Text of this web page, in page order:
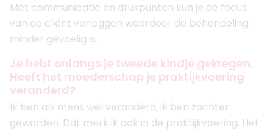
Met communicatie en drukpunten kun je de focus
van de cliënt verleggen waardoor de behandeling
minder gevoelig is.
Je hebt onlangs je tweede kindje gekregen.
Heeft het moederschap je praktijkvoering
veranderd?
Ik ben als mens wel veranderd, ik ben zachter
geworden. Dat merk ik ook in de praktijkvoering. Het